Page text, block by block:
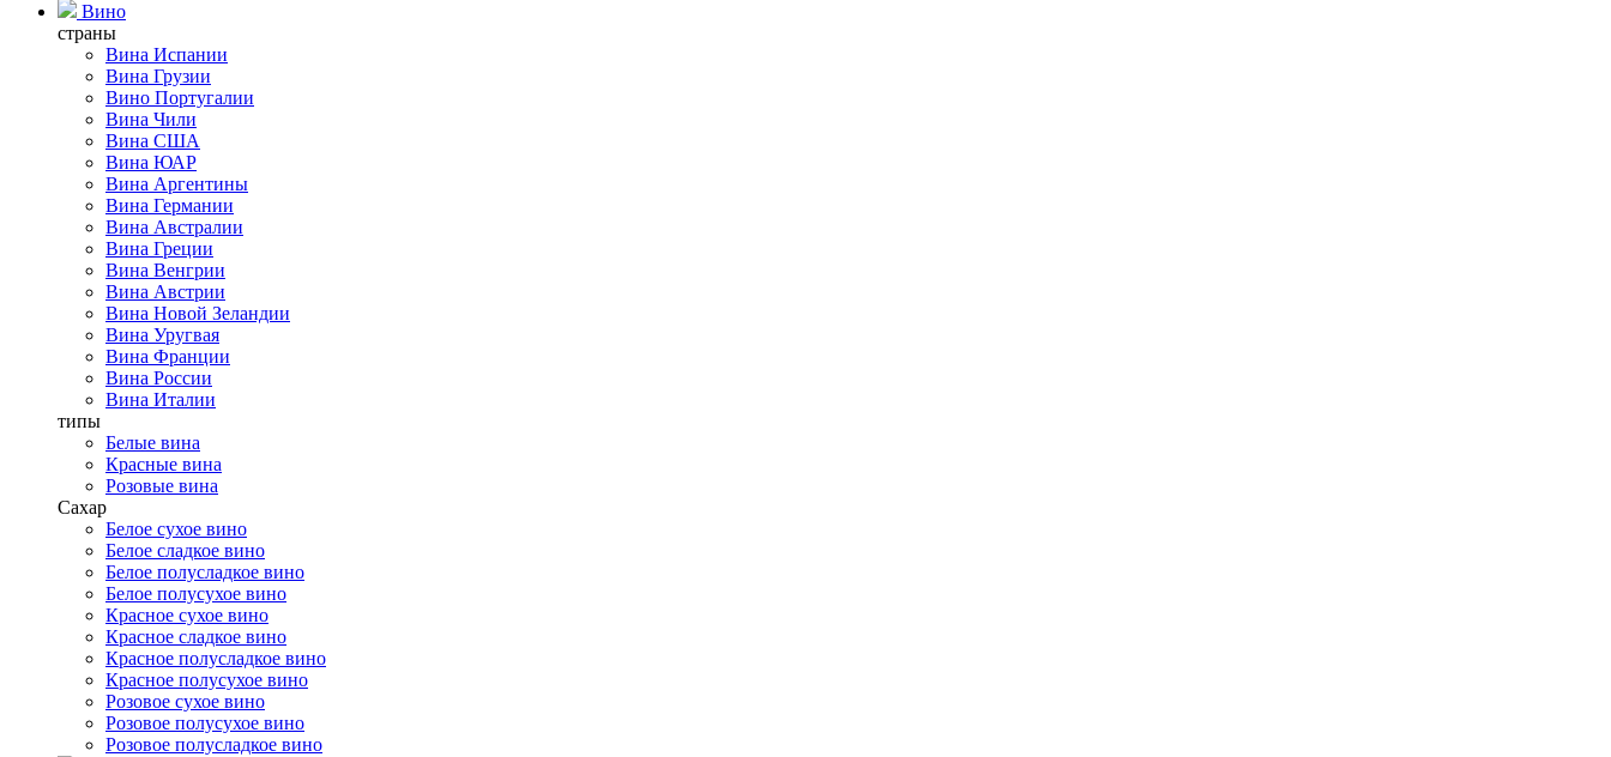
Вино
страны
Вина Испании
Вина Грузии
Вино Португалии
Вина Чили
Вина США
Вина ЮАР
Вина Аргентины
Вина Германии
Вина Австралии
Вина Греции
Вина Венгрии
Вина Австрии
Вина Новой Зеландии
Вина Уругвая
Вина Франции
Вина России
Вина Италии
типы
Белые вина
Красные вина
Розовые вина
Сахар
Белое сухое вино
Белое сладкое вино
Белое полусладкое вино
Белое полусухое вино
Красное сухое вино
Красное сладкое вино
Красное полусладкое вино
Красное полусухое вино
Розовое сухое вино
Розовое полусухое вино
Розовое полусладкое вино